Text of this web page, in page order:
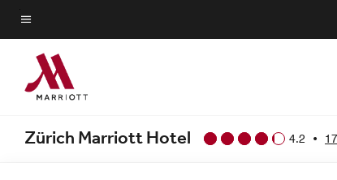
Skip
to
main
content
Menütext
Zürich Marriott Hotel 4.2 •